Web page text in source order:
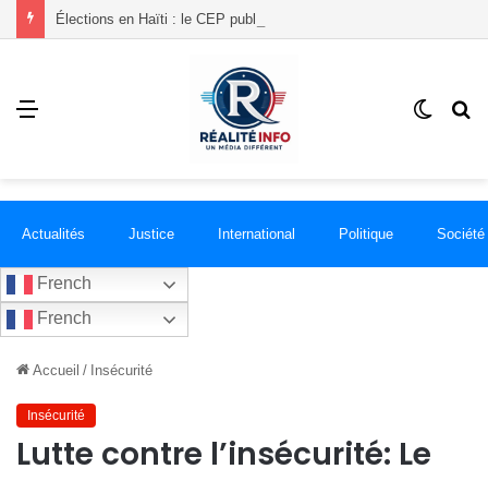
Menu
Switch
Actualités Justice International Politique Société
French
French
Accueil / Insécurité
Insécurité
Lutte contre l’insécurité: Le